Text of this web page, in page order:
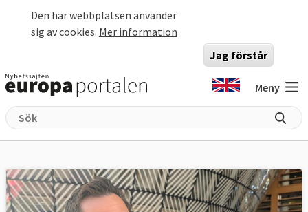
Den här webbplatsen använder
sig av cookies. Mer information
Jag förstår
Meny